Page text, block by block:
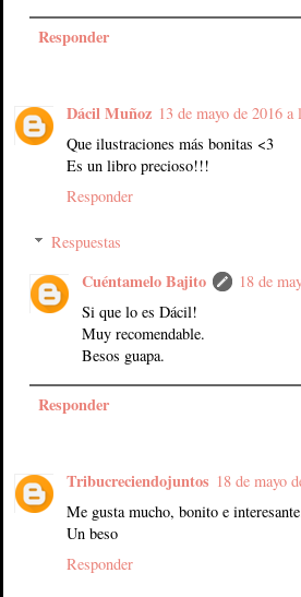
Responder
Dácil Muñoz 13 de mayo de 2016 a
Que ilustraciones más bonitas <3
Es un libro precioso!!!
Responder
Respuestas
Cuéntamelo Bajito
18 de
Si que lo es Dácil!
Muy recomendable.
Besos guapa.
Responder
Tribucreciendojuntos 18 de mayo
Me gusta mucho, bonito e
Un beso
Responder